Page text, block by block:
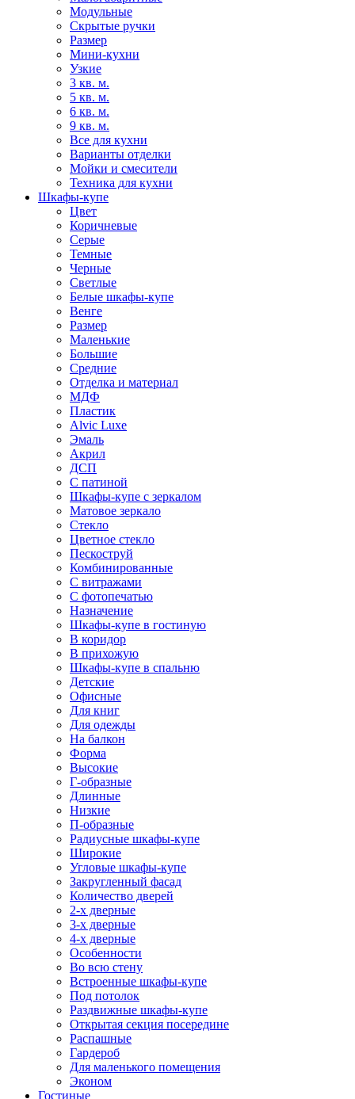
Модульные
Скрытые ручки
Размер
Мини-кухни
Узкие
3 кв. м.
5 кв. м.
6 кв. м.
9 кв. м.
Все для кухни
Варианты отделки
Мойки и смесители
Техника для кухни
Шкафы-купе
Цвет
Коричневые
Серые
Темные
Черные
Светлые
Белые шкафы-купе
Венге
Размер
Маленькие
Большие
Средние
Отделка и материал
МДФ
Пластик
Alvic Luxe
Эмаль
Акрил
ДСП
С патиной
Шкафы-купе с зеркалом
Матовое зеркало
Стекло
Цветное стекло
Пескоструй
Комбинированные
С витражами
С фотопечатью
Назначение
Шкафы-купе в гостиную
В коридор
В прихожую
Шкафы-купе в спальню
Детские
Офисные
Для книг
Для одежды
На балкон
Форма
Высокие
Г-образные
Длинные
Низкие
П-образные
Радиусные шкафы-купе
Широкие
Угловые шкафы-купе
Закругленный фасад
Количество дверей
2-х дверные
3-х дверные
4-х дверные
Особенности
Во всю стену
Встроенные шкафы-купе
Под потолок
Раздвижные шкафы-купе
Открытая секция посередине
Распашные
Гардероб
Для маленького помещения
Эконом
Гостиные